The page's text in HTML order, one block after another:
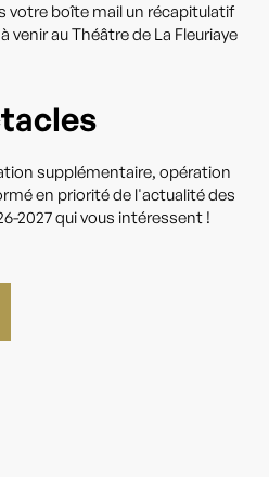
votre boîte mail un récapitulatif
au Théâtre de La Fleuriaye
supplémentaire, opération
en priorité de l'actualité des
2027 qui vous intéressent !